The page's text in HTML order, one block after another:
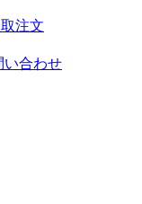
注文
い合わせ